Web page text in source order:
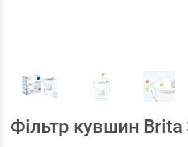
Фільтр кувшин